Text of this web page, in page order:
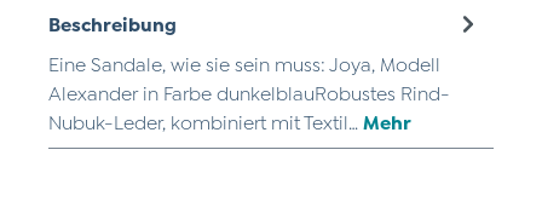
Beschreibung
Eine Sandale, wie sie sein muss: Joya, Modell
Alexander in Farbe dunkelblauRobustes Rind-
Nubuk-Leder, kombiniert mit Textil… Mehr